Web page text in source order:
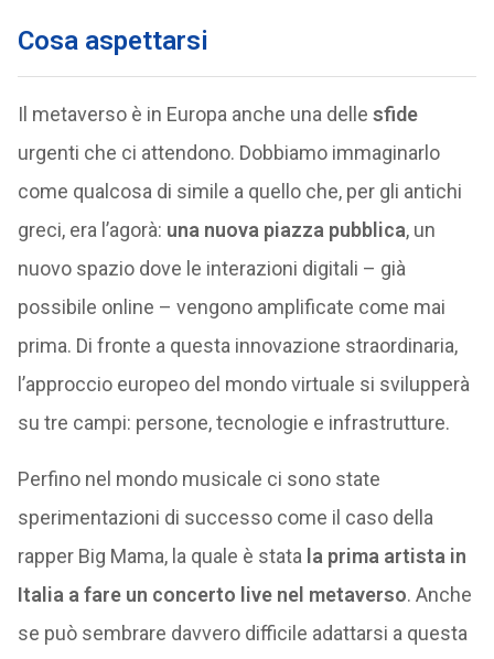
Cosa aspettarsi
Il metaverso è in Europa anche una delle sfide
urgenti che ci attendono. Dobbiamo immaginarlo
come qualcosa di simile a quello che, per gli antichi
greci, era l’agorà: una nuova piazza pubblica, un
nuovo spazio dove le interazioni digitali – già
possibile online – vengono amplificate come mai
prima. Di fronte a questa innovazione straordinaria,
l’approccio europeo del mondo virtuale si svilupperà
su tre campi: persone, tecnologie e infrastrutture.
Perfino nel mondo musicale ci sono state
sperimentazioni di successo come il caso della
rapper Big Mama, la quale è stata la prima artista in
Italia a fare un concerto live nel metaverso. Anche
se può sembrare davvero difficile adattarsi a questa